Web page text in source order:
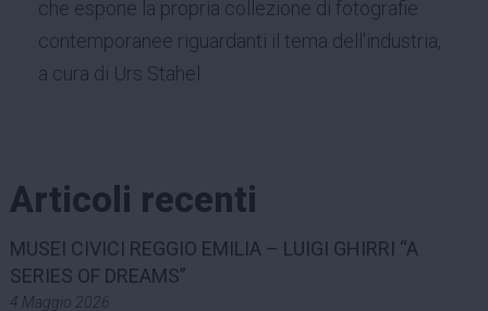
che espone la propria collezione di fotografie
contemporanee riguardanti il tema dell'industria,
a cura di Urs Stahel.
Articoli recenti
MUSEI CIVICI REGGIO EMILIA – LUIGI GHIRRI “A
SERIES OF DREAMS”
4 Maggio 2026